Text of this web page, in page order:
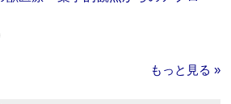
もっと見る »